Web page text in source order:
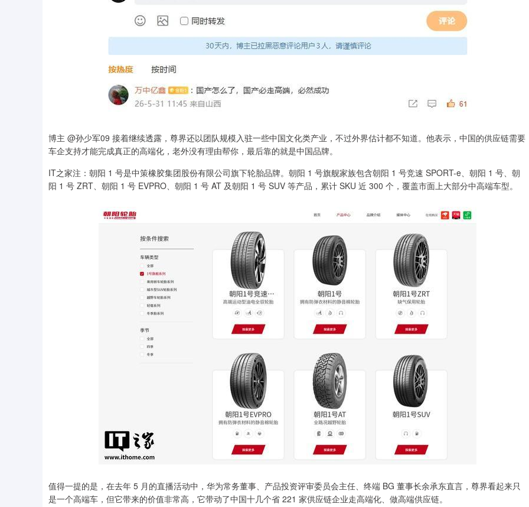
博主 @孙少军09 接着继续透露，尊界还以团队规模入驻一些中国文化类产业，不过外界估计都不知道。他表示，中国的供应链需要
车企支持才能完成真正的高端化，老外没有理由帮你，最后靠的就是中国品牌。
IT之家注：朝阳 1 号是中策橡胶集团股份有限公司旗下轮胎品牌。朝阳 1 号旗舰家族包含朝阳 1 号竞速 SPORT-e、朝阳 1 号、朝
阳 1 号 ZRT、朝阳 1 号 EVPRO、朝阳 1 号 AT 及朝阳 1 号 SUV 等产品，累计 SKU 近 300 个，覆盖市面上大部分中高端车型。
值得一提的是，在去年 5 月的直播活动中，华为常务董事、产品投资评审委员会主任、终端 BG 董事长余承东直言，尊界看起来只
是一个高端车，但它带来的价值非常高，它带动了中国十几个省 221 家供应链企业走高端化、做高端供应链。